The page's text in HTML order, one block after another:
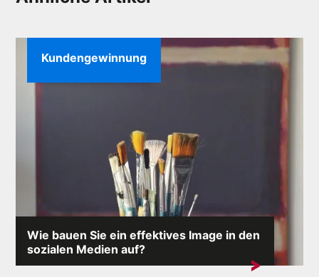
Wie bauen Sie ein effektives Image in den
sozialen Medien auf?
Im Internet, wo jeder Kommentar eine Lawine von
Kundengewinnung